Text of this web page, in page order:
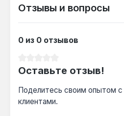
Можно ли использовать
многократно застегивать
Отзывы и вопросы
0 из 0 отзывов
Оставьте отзыв!
Поделитесь своим опытом с
клиентами.